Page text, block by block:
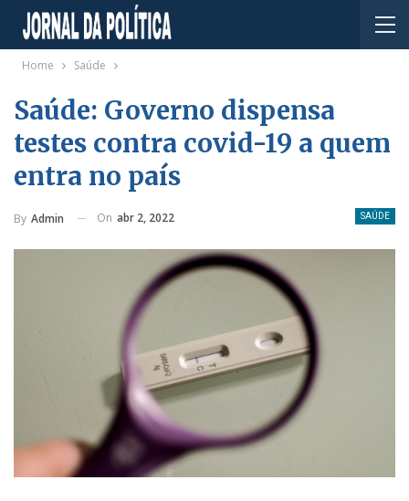
Home Saúde
Saúde: Governo dispensa
testes contra covid-19 a quem
entra no país
SAÚDE
By Admin On abr 2, 2022